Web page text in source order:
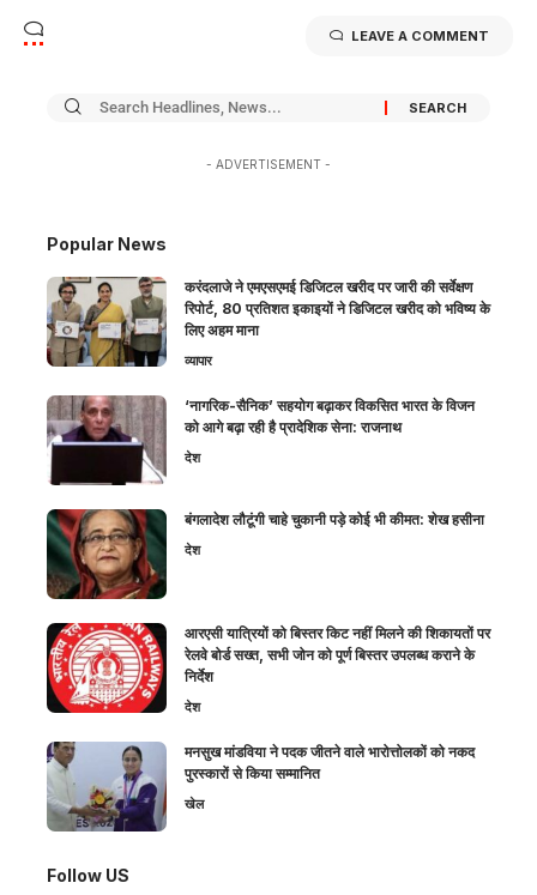
LEAVE A COMMENT
- ADVERTISEMENT -
Popular News
करंदलाजे ने एमएसएमई डिजिटल खरीद पर जारी की सर्वेक्षण
रिपोर्ट, 80 प्रतिशत इकाइयों ने डिजिटल खरीद को भविष्य के
लिए अहम माना
व्यापार
‘नागरिक-सैनिक’ सहयोग बढ़ाकर विकसित भारत के विजन
को आगे बढ़ा रही है प्रादेशिक सेना: राजनाथ
देश
बंगलादेश लौटूंगी चाहे चुकानी पड़े कोई भी कीमत: शेख हसीना
देश
आरएसी यात्रियों को बिस्तर किट नहीं मिलने की शिकायतों पर
रेलवे बोर्ड सख्त, सभी जोन को पूर्ण बिस्तर उपलब्ध कराने के
निर्देश
देश
मनसुख मांडविया ने पदक जीतने वाले भारोत्तोलकों को नकद
पुरस्कारों से किया सम्मानित
खेल
Follow US